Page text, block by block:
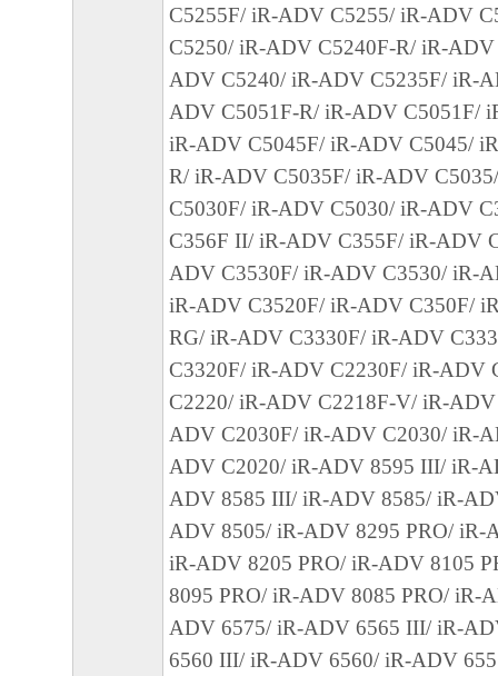
損害を言います。）について、適用法で認
一切の責任を負わないものとします。たと
キヤノンのライセンサー、キヤノンの子会
関連会社、それらの販売代理店または販売
の可能性について知らされていた場合でも
(3) キヤノン、キヤノンのライセンサー、
社、キヤノンの関連会社、それらの販売代
店のいずれも、「本ソフトウェア」、また
ェア」の使用に起因または関連してお客様
に生じたいかなる紛争についても、一切責
のとします。
８．契約期間
(1) 本契約書は、お客様が、『同意』を示
クリックした時点、または「本ソフトウェ
ールした時点で発効し、下記(2)または(3)
まで有効に存続します。
(2) お客様は、「本ソフトウェア」および
てを廃棄および消去することにより、本契
ることができます。
(3) お客様が本契約書のいずれかの条項に
C5255F/ iR-ADV C5255/ iR-ADV
C5250/ iR-ADV C5240F-R/ iR-
ADV C5240/ iR-ADV C5235F/ iR-
ADV C5051F-R/ iR-ADV C5051F/
iR-ADV C5045F/ iR-ADV C5045/
R/ iR-ADV C5035F/ iR-ADV
C5030F/ iR-ADV C5030/ iR-ADV
C356F II/ iR-ADV C355F/ iR-ADV
ADV C3530F/ iR-ADV C3530/ iR-
iR-ADV C3520F/ iR-ADV C350F/
RG/ iR-ADV C3330F/ iR-ADV
C3320F/ iR-ADV C2230F/ iR-ADV
C2220/ iR-ADV C2218F-V/ iR-
ADV C2030F/ iR-ADV C2030/ iR-
ADV C2020/ iR-ADV 8595 III/ iR-
ADV 8585 III/ iR-ADV 8585/ iR-
ADV 8505/ iR-ADV 8295 PRO/ iR-
iR-ADV 8205 PRO/ iR-ADV 8105
8095 PRO/ iR-ADV 8085 PRO/ iR-
ADV 6575/ iR-ADV 6565 III/ iR-
6560 III/ iR-ADV 6560/ iR-ADV